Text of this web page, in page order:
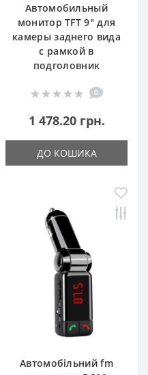
Автомобильный
монитор TFT 9" для
камеры заднего вида
с рамкой в
подголовник
0
1 478.20 грн.
ДО КОШИКА
Автомобільний fm